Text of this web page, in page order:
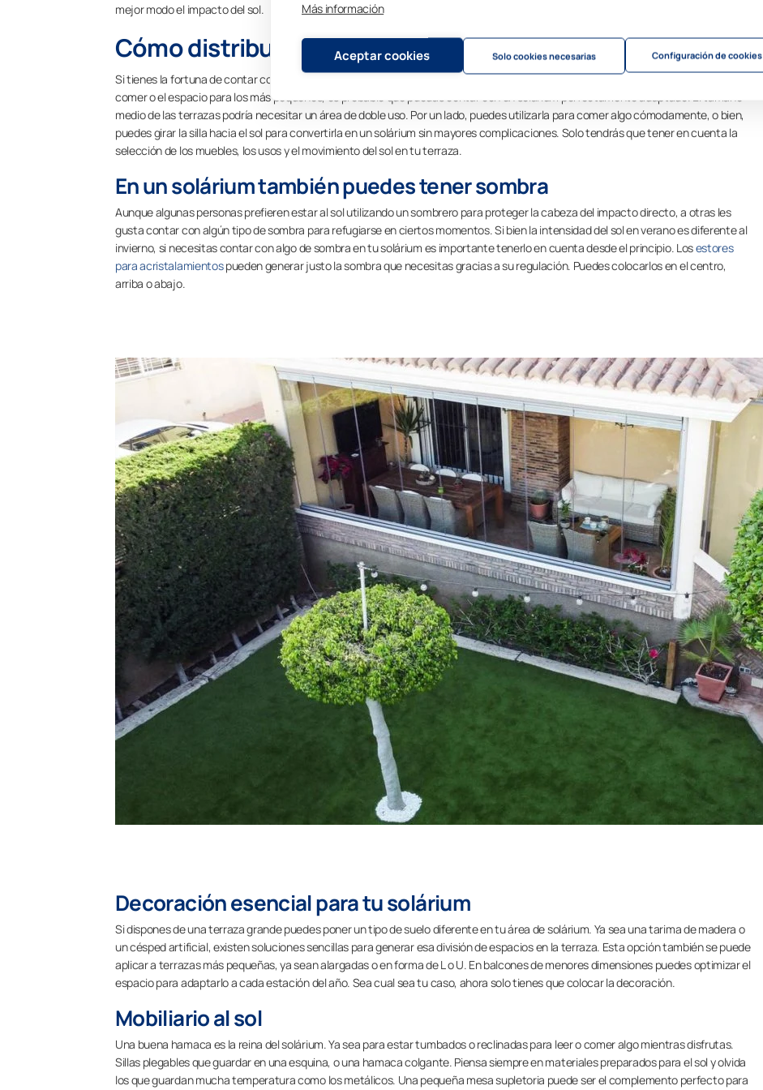
Más información
Aceptar cookies Solo cookies necesarias Configuración de cookies
mejor modo el impacto del sol.
Cómo distribuir la terraza para crear tu solárium
Si tienes la fortuna de contar con una terraza amplia en la que pueden convivir sin problemas el área de plantas, con la zona para
comer o el espacio para los más pequeños, es probable que puedas contar con un solárium perfectamente adaptado. El tamaño
medio de las terrazas podría necesitar un área de doble uso. Por un lado, puedes utilizarla para comer algo cómodamente, o bien,
puedes girar la silla hacia el sol para convertirla en un solárium sin mayores complicaciones. Solo tendrás que tener en cuenta la
selección de los muebles, los usos y el movimiento del sol en tu terraza.
En un solárium también puedes tener sombra
Aunque algunas personas prefieren estar al sol utilizando un sombrero para proteger la cabeza del impacto directo, a otras les
gusta contar con algún tipo de sombra para refugiarse en ciertos momentos. Si bien la intensidad del sol en verano es diferente al
invierno, si necesitas contar con algo de sombra en tu solárium es importante tenerlo en cuenta desde el principio. Losestores
para acristalamientospueden generar justo la sombra que necesitas gracias a su regulación. Puedes colocarlos en el centro,
arriba o abajo.
Decoración esencial para tu solárium
Si dispones de una terraza grande puedes poner un tipo de suelo diferente en tu área de solárium. Ya sea una tarima de madera o
un césped artificial, existen soluciones sencillas para generar esa división de espacios en la terraza. Esta opción también se puede
aplicar a terrazas más pequeñas, ya sean alargadas o en forma de L o U. En balcones de menores dimensiones puedes optimizar el
espacio para adaptarlo a cada estación del año. Sea cual sea tu caso, ahora solo tienes que colocar la decoración.
Mobiliario al sol
Una buena hamaca es la reina del solárium. Ya sea para estar tumbados o reclinadas para leer o comer algo mientras disfrutas.
Sillas plegables que guardar en una esquina, o una hamaca colgante. Piensa siempre en materiales preparados para el sol y olvida
los que guardan mucha temperatura como los metálicos. Una pequeña mesa supletoria puede ser el complemento perfecto para